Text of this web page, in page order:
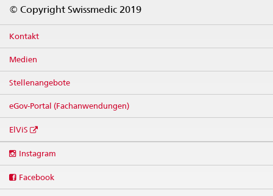
© Copyright Swissmedic 2019
Kontakt
Medien
Stellenangebote
eGov-Portal (Fachanwendungen)
ElViS
media
Instagram
Facebook